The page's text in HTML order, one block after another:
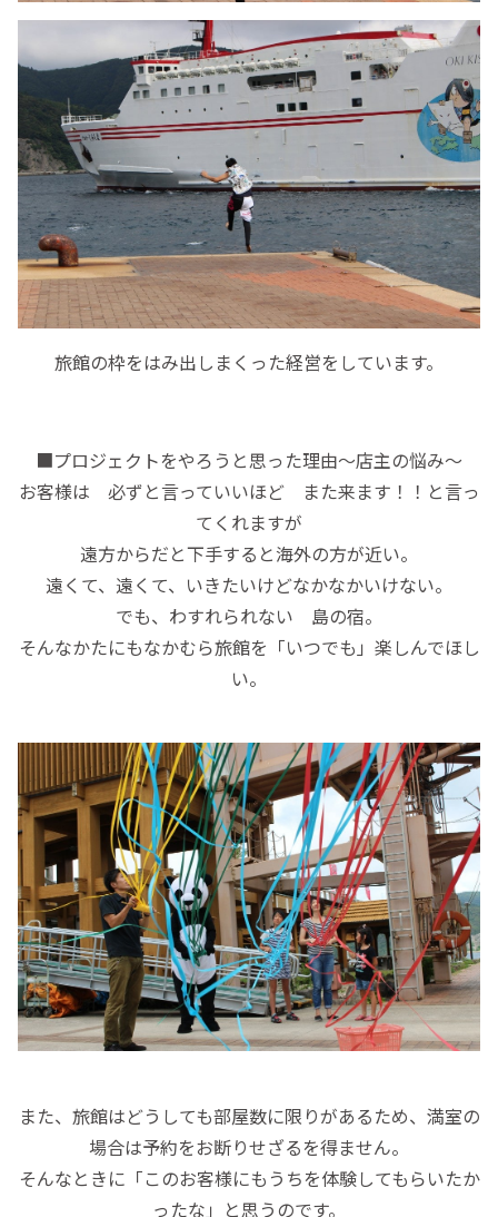
旅館の枠をはみ出しまくった経営をしています。
■プロジェクトをやろうと思った理由〜店主の悩み〜
お客様は 必ずと言っていいほど また来ます！！と言っ
てくれますが
遠方からだと下手すると海外の方が近い。
遠くて、遠くて、いきたいけどなかなかいけない。
でも、わすれられない 島の宿。
そんなかたにもなかむら旅館を「いつでも」楽しんでほし
い。
また、旅館はどうしても部屋数に限りがあるため、満室の
場合は予約をお断りせざるを得ません。
そんなときに「このお客様にもうちを体験してもらいたか
ったな」と思うのです。